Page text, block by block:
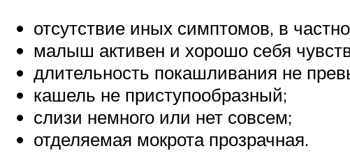
отсутствие иных симптомов, в
малыш активен и хорошо себя
длительность покашливания не
кашель не приступообразный;
слизи немного или нет совсем;
отделяемая мокрота прозрачная.